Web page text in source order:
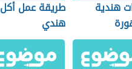
هندية
طريقة عمل أكل
هندي